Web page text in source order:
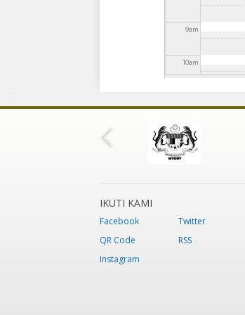
9am
10am
12pm
3pm
IKUTI KAMI
Facebook Twitter
QR Code
RSS
Instagram